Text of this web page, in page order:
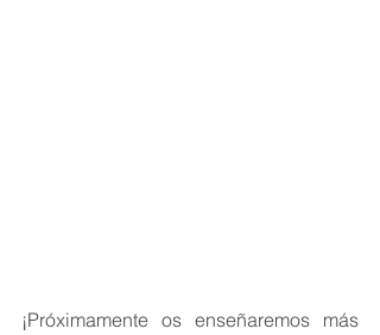
¡Próximamente os enseñaremos más